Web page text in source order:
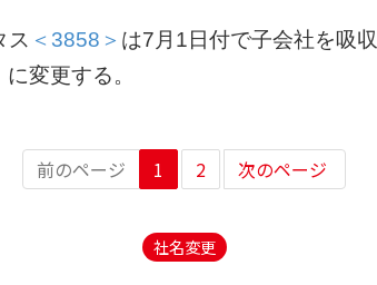
ス ＜3858＞ は7月1日付で子会社を吸収
変更する。
前のページ 1 2 次のページ
社名変更